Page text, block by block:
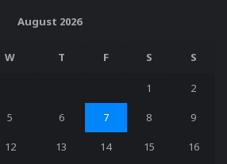
August 2026
W T F S S
1 2
5 6 7 8 9
12 13 14 15 16